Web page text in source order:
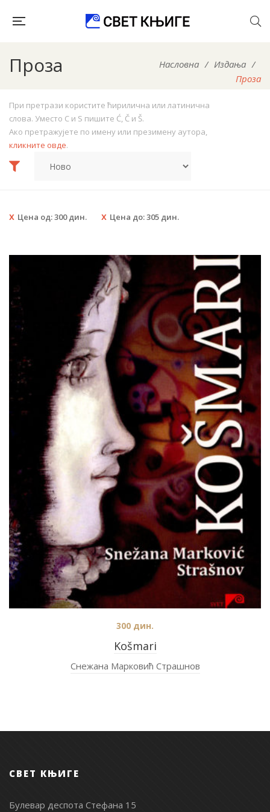
Проза Насловна / Издања /
Проза
При претрази користите ћирилична или латинична
слова. Уместо C и S пишите Ć, Č и Š.
Ако претражујете по имену или презимену аутора,
кликните овде.
Цена од:300дин. Цена до:305 дин.
Košmari
300 дин.
Снежана Марковић Страшнов
СВЕТ КЊИГЕ
Булевар деспота Стефана 15